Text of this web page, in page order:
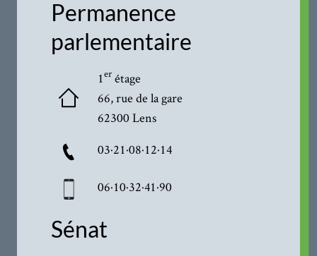
Permanence
parlementaire
1erétage
66, rue de la gare
62300 Lens
03·21·08·12·14
06·10·32·41·90
Sénat